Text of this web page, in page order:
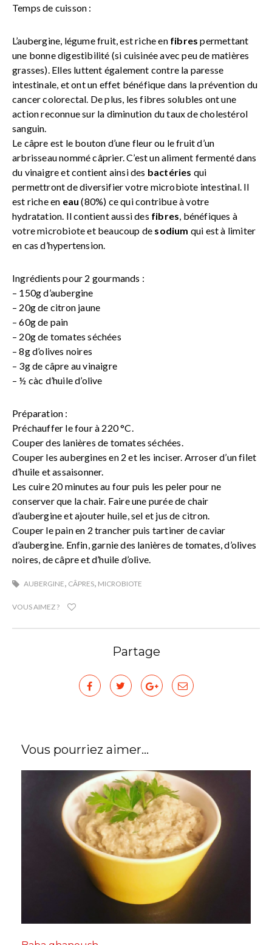
Temps de cuisson :
L’aubergine, légume fruit, est riche en fibres permettant
une bonne digestibilité (si cuisinée avec peu de matières
grasses). Elles luttent également contre la paresse
intestinale, et ont un effet bénéfique dans la prévention du
cancer colorectal. De plus, les fibres solubles ont une
action reconnue sur la diminution du taux de cholestérol
sanguin.
Le câpre est le bouton d’une fleur ou le fruit d’un
arbrisseau nommé câprier. C’est un aliment fermenté dans
du vinaigre et contient ainsi des bactéries qui
permettront de diversifier votre microbiote intestinal. Il
est riche en eau (80%) ce qui contribue à votre
hydratation. Il contient aussi des fibres, bénéfiques à
votre microbiote et beaucoup de sodium qui est à limiter
en cas d’hypertension.
Ingrédients pour 2 gourmands :
– 150g d’aubergine
– 20g de citron jaune
– 60g de pain
– 20g de tomates séchées
– 8g d’olives noires
– 3g de câpre au vinaigre
– ½ càc d’huile d’olive
Préparation :
Préchauffer le four à 220 °C.
Couper des lanières de tomates séchées.
Couper les aubergines en 2 et les inciser. Arroser d’un filet
d’huile et assaisonner.
Les cuire 20 minutes au four puis les peler pour ne
conserver que la chair. Faire une purée de chair
d’aubergine et ajouter huile, sel et jus de citron.
Couper le pain en 2 trancher puis tartiner de caviar
d’aubergine. Enfin, garnie des lanières de tomates, d’olives
noires, de câpre et d’huile d’olive.
AUBERGINE, CÂPRES, MICROBIOTE
VOUS AIMEZ ?
Partage
Vous pourriez aimer...